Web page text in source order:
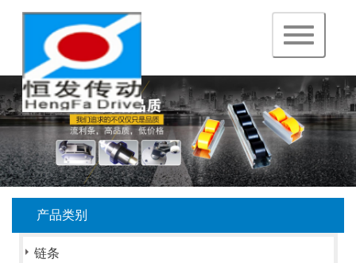
navigation
产品类别
链条